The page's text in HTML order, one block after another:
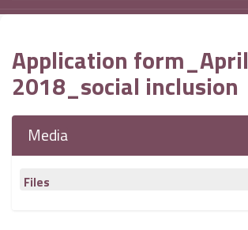
Application form_April
2018_social inclusion
Media
Files